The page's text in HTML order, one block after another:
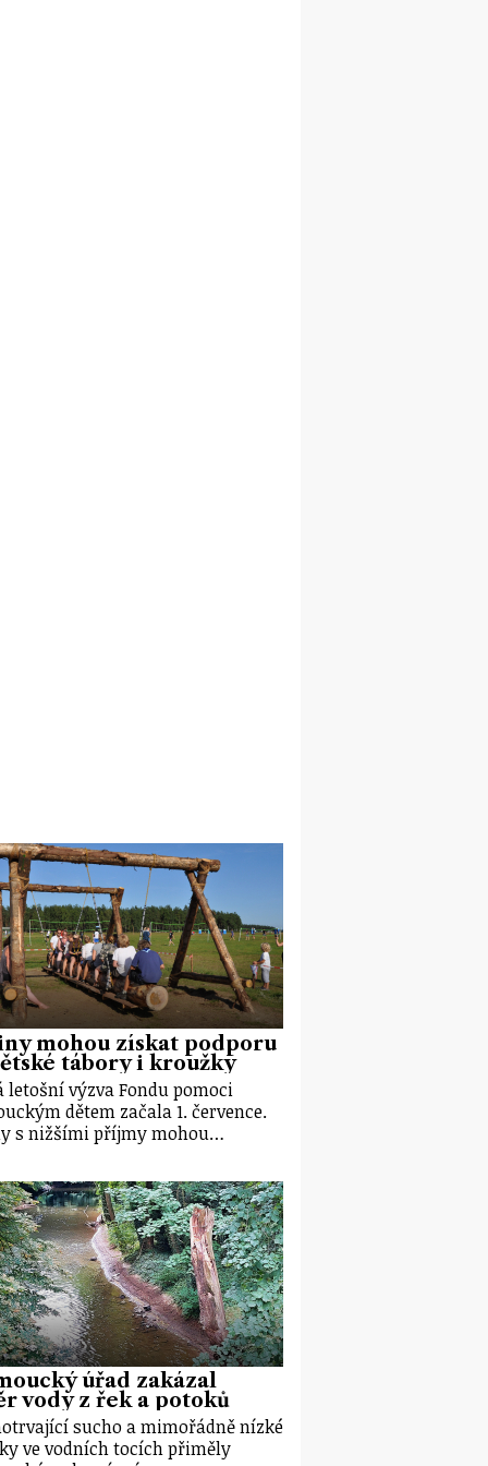
mohou získat podporu
tábory i kroužky
letošní výzva Fondu pomoci
dětem začala 1. července.
s nižšími příjmy mohou…
úřad zakázal
vody z řek a potoků
sucho a mimořádně nízké
ve vodních tocích přiměly